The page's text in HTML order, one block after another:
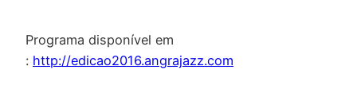
Programa disponível em
: http://edicao2016.angrajazz.com